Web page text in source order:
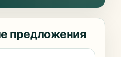
предложения